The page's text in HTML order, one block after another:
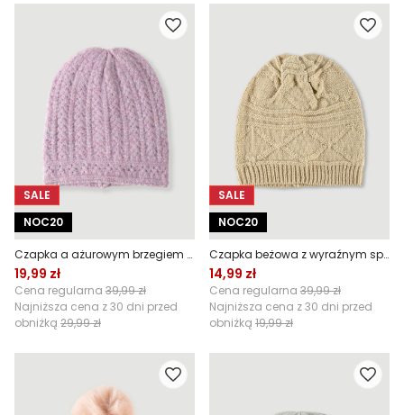
SALE
NOC20
Czapka a ażurowym brzegiem z wełną
19,99 zł
Cena regularna 39,99 zł
Najniższa cena z 30 dni przed
obniżką 29,99 zł
SALE
NOC20
Czapka beżowa z wyraźnym splotem
14,99 zł
Cena regularna 39,99 zł
Najniższa cena z 30 dni przed
obniżką 19,99 zł